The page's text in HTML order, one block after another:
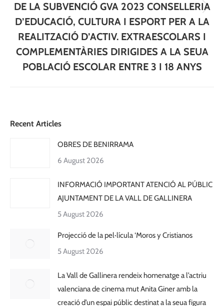
Next
post:
DE LA SUBVENCIÓ GVA 2023 CONSELLERIA
D’EDUCACIÓ, CULTURA I ESPORT PER A LA
REALITZACIÓ D’ACTIV. EXTRAESCOLARS I
COMPLEMENTÀRIES DIRIGIDES A LA SEUA
POBLACIÓ ESCOLAR ENTRE 3 I 18 ANYS
Recent Articles
OBRES DE BENIRRAMA
6 August 2026
INFORMACIÓ IMPORTANT ATENCIÓ AL PÚBLIC
AJUNTAMENT DE LA VALL DE GALLINERA
5 August 2026
Projecció de la pel·lícula ‘Moros y Cristianos
5 August 2026
La Vall de Gallinera rendeix homenatge a l’actriu
valenciana de cinema mut Anita Giner amb la
creació d’un espai públic destinat a la seua figura